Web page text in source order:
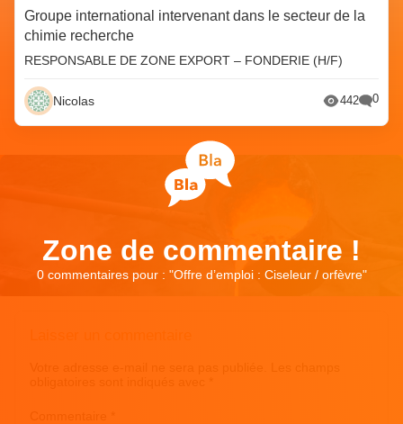
Groupe international intervenant dans le secteur de la
chimie recherche
RESPONSABLE DE ZONE EXPORT – FONDERIE (H/F)
Nicolas 442 0
Zone de commentaire !
0 commentaires pour : "Offre d’emploi : Ciseleur / orfèvre"